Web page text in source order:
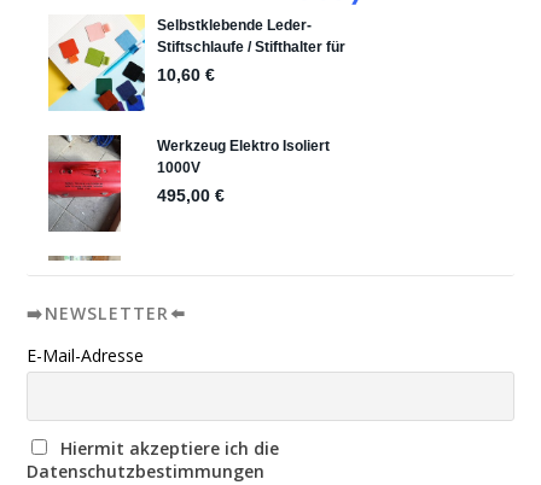
➡️NEWSLETTER⬅️
E-Mail-Adresse
Hiermit akzeptiere ich die
Datenschutzbestimmungen